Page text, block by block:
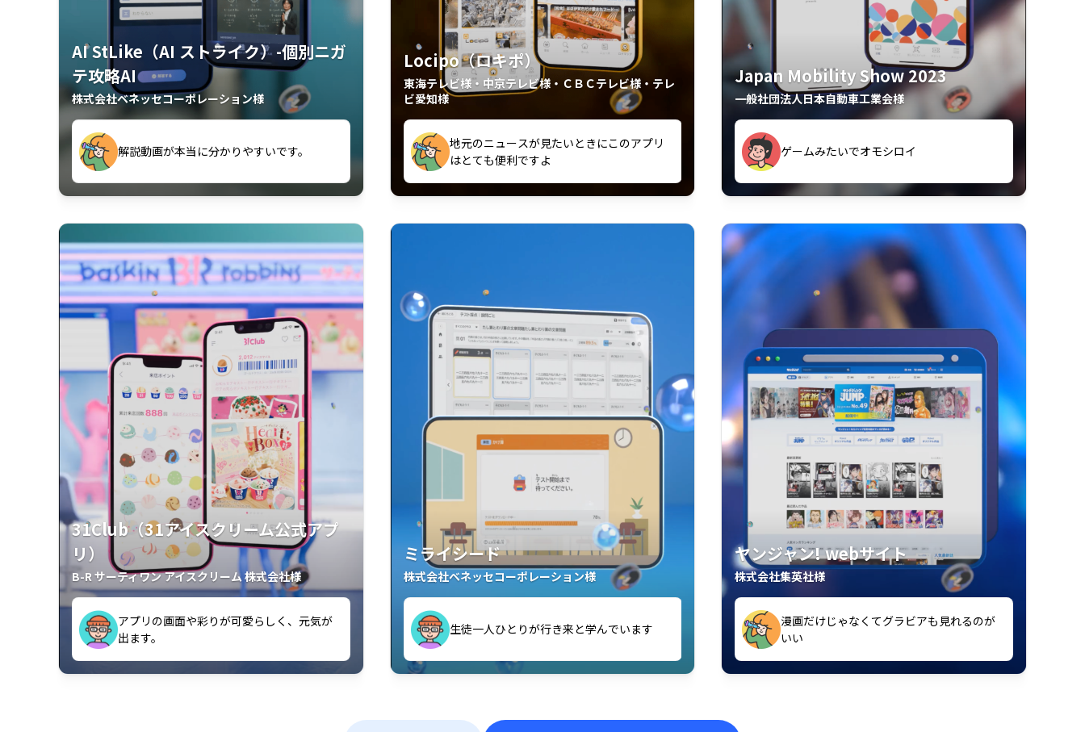
AI StLike（AI ストライク）-個別ニガ
テ攻略AI
株式会社ベネッセコーポレーション様
古文漢文を主に使わせていただいている
が、復習するのに非常に役立っている。
解説動画が本当に分かりやすいです。
Locipo（ロキポ）
東海テレビ様・中京テレビ様・ＣＢＣテレビ様・テレ
ビ愛知様
中京テレビのおもしろ番組が視聴可能地域
外からも見れるの嬉しいポイント
いつも利用させていただいております！
Japan Mobility Show 2023
一般社団法人日本自動車工業会様
ゲームみたいでオモシロイ
久々のモーターショーがアプリでもっと楽
しめました
31Club（31アイスクリーム公式アプ
リ）
B-R サーティワン アイスクリーム 株式会社様
アプリの画面や彩りが可愛らしく、元気が
出ます。
クラスごとに特典があるようなので使うの
が楽しいです。
ミライシード
株式会社ベネッセコーポレーション様
生徒一人ひとりが行き来と学んでいます
い」「解くことが楽しい」を実感していま
ヤンジャン! webサイト
株式会社集英社様
漫画だけじゃなくてグラビアも見れるのが
いい
紙の雑誌買うより安くて助かる